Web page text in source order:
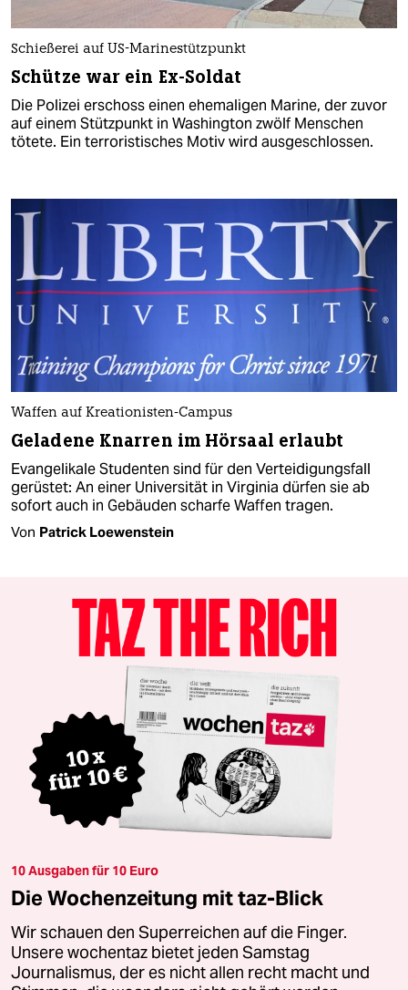
Schießerei auf US-Marinestützpunkt
Schütze war ein Ex-Soldat
Die Polizei erschoss einen ehemaligen Marine, der zuvor
auf einem Stützpunkt in Washington zwölf Menschen
tötete. Ein terroristisches Motiv wird ausgeschlossen.
Waffen auf Kreationisten-Campus
Geladene Knarren im Hörsaal erlaubt
Evangelikale Studenten sind für den Verteidigungsfall
gerüstet: An einer Universität in Virginia dürfen sie ab
sofort auch in Gebäuden scharfe Waffen tragen.
Von Patrick Loewenstein
10 Ausgaben für 10 Euro
Die Wochenzeitung mit taz-Blick
Wir schauen den Superreichen auf die Finger.
Unsere wochentaz bietet jeden Samstag
Journalismus, der es nicht allen recht macht und